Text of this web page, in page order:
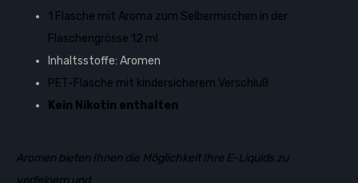
1 Flasche mit Aroma zum Selbermischen in der
Flaschengrösse 12 ml
Inhaltsstoffe: Aromen
PET-Flasche mit kindersicherem Verschluß
Kein Nikotin enthalten
Aromen bieten Ihnen die Möglichkeit Ihre E-Liquids zu
verfeinern und